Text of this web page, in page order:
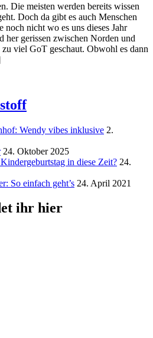
Die meisten werden bereits wissen
Doch da gibt es auch Menschen
noch nicht wo es uns dieses Jahr
her gerissen zwischen Norden und
viel GoT geschaut. Obwohl es dann
Wendy vibes inklusive 2.
24. Oktober 2025
in diese Zeit? 24.
So einfach geht’s 24. April 2021
ihr hier